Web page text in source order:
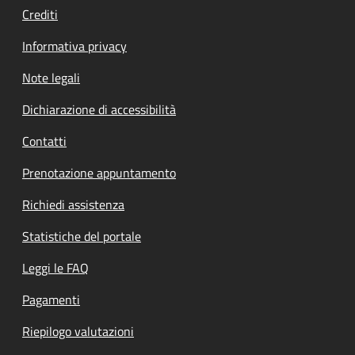
Crediti
Informativa privacy
Note legali
Dichiarazione di accessibilità
Contatti
Prenotazione appuntamento
Richiedi assistenza
Statistiche del portale
Leggi le FAQ
Pagamenti
Riepilogo valutazioni